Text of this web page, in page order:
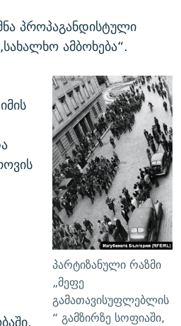
პროპაგანდისტული
ამბოხება“.
პარტიზანული რაზმი
„მეფე
გამათავისუფლებლის
“ გამზირზე სოფიაში,